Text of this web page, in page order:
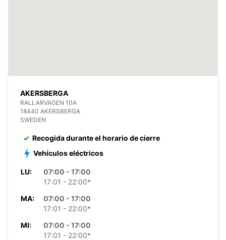
AKERSBERGA
RALLARVAGEN 10A
18440 AKERSBERGA
SWEDEN
Recogida durante el horario de cierre
Vehículos eléctricos
LU:
07:00 - 17:00
17:01 - 22:00*
MA:
07:00 - 17:00
17:01 - 22:00*
MI:
07:00 - 17:00
17:01 - 22:00*